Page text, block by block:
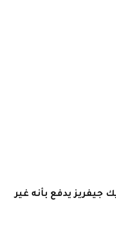
جيفريز يدفع بأنه غير